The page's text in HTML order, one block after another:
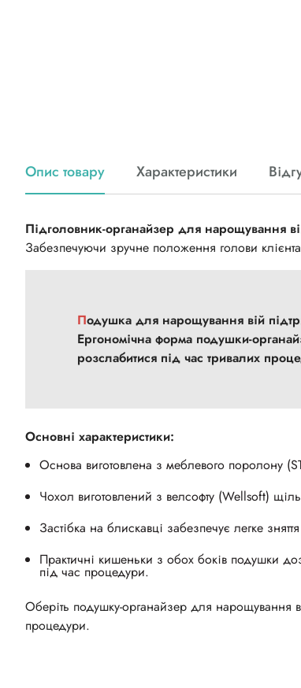
Опис товару Характеристики
Підголовник-органайзер для нарощування
Забезпечуючи зручне положення голови
Подушка для нарощування вій підтримує правильне анатомічне положення хребта під час процедури.
Ергономічна форма подушки-
розслабитися під час тривалих
Основні характеристики:
Основа виготовлена ​​з меблевого поролону
Чохол виготовлений ​​з велсофту (Wellsoft)
Застібка на блискавці забезпечує легке
Практичні кишеньки з обох боків подушки
під час процедури.
Оберіть подушку-органайзер для нарощування
процедури.